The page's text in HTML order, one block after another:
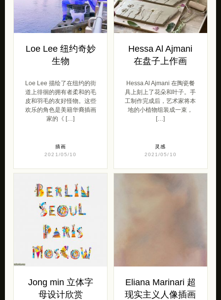
Loe Lee 纽约奇妙
生物
Loe Lee 描绘了在纽约的街
道上徘徊的拥有者柔和的毛
皮和羽毛的友好怪物。这些
欢乐的角色是美籍华裔插画
家的《 […]
插画
2021/05/10
Hessa Al Ajmani
在盘子上作画
Hessa Al Ajmani 在陶瓷餐
具上刻上了花朵和叶子。手
工制作完成后，艺术家将本
地的小植物组装成一束，
[…]
灵感
2021/05/10
Jong min 立体字
母设计欣赏
Eliana Marinari 超
现实主义人像插画